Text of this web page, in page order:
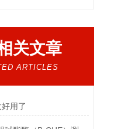
关文章
ARTICLES
用了